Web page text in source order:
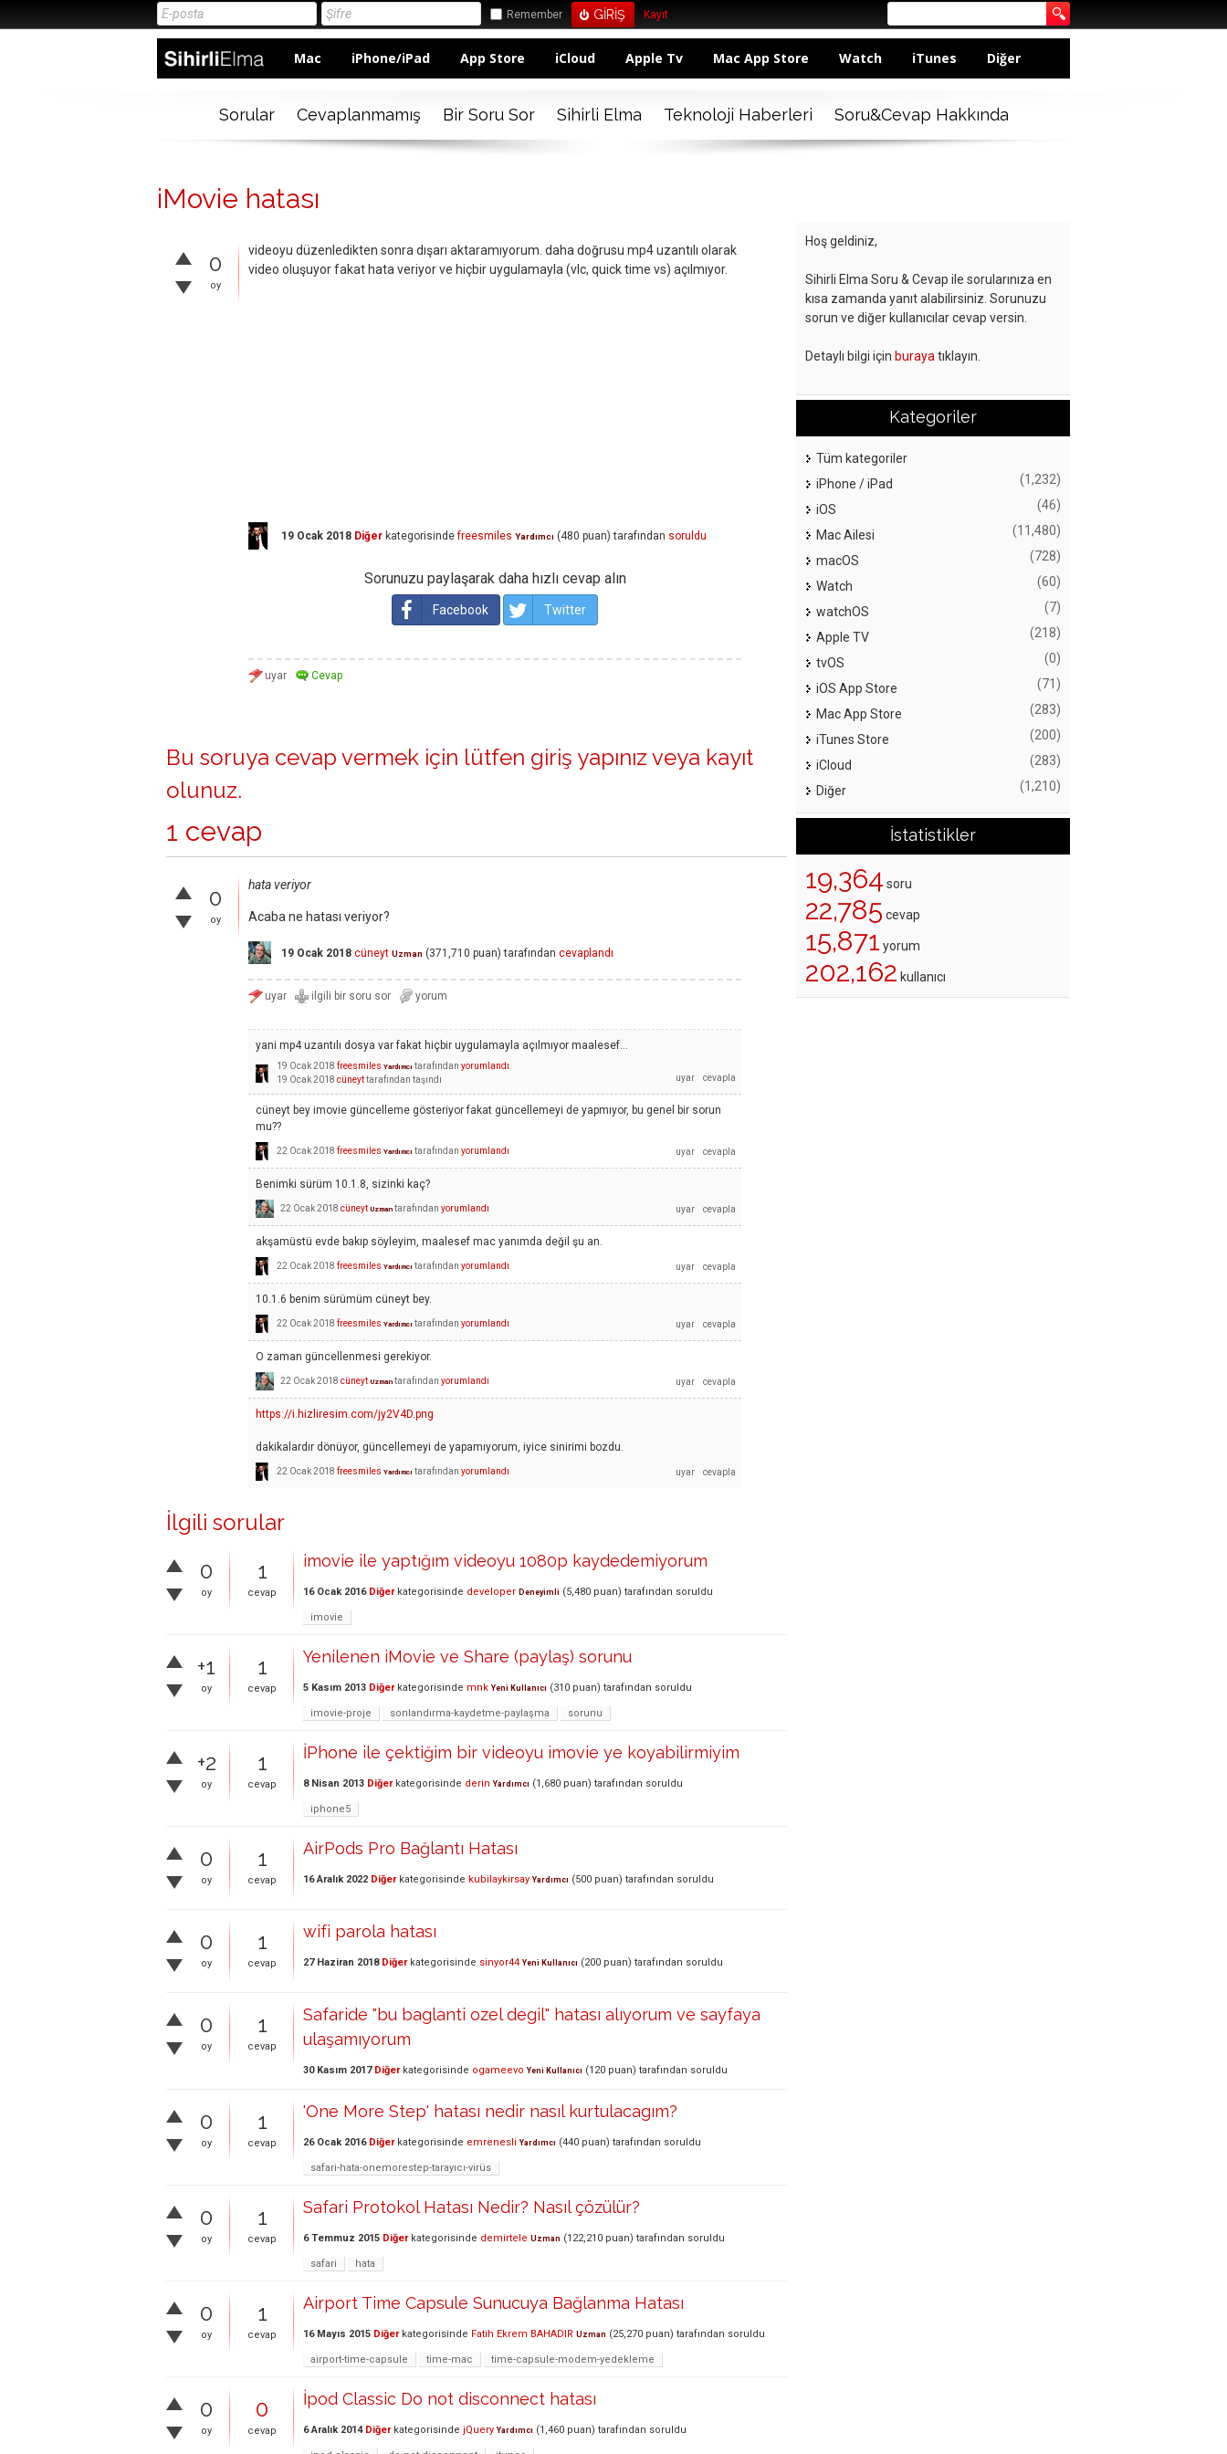
Remember Kayıt
Mac iPhone/iPad App Store iCloud Apple Tv Mac App Store Watch iTunes Diğer
Sorular Cevaplanmamış Bir Soru Sor Sihirli Elma Teknoloji Haberleri Soru&Cevap Hakkında
iMovie hatası
0
oy
videoyu düzenledikten sonra dışarı aktaramıyorum. daha doğrusu mp4 uzantılı olarak
video oluşuyor fakat hata veriyor ve hiçbir uygulamayla (vlc, quick time vs) açılmıyor.
19 Ocak 2018 Diğer kategorisinde freesmiles Yardımcı (480 puan) tarafından soruldu
Sorunuzu paylaşarak daha hızlı cevap alın
Facebook Twitter
Bu soruya cevap vermek için lütfen giriş yapınız veya kayıt
olunuz.
1 cevap
0
oy
hata veriyor​
Acaba ne hatası veriyor?
19 Ocak 2018 cüneyt Uzman (371,710 puan) tarafından cevaplandı
yani mp4 uzantılı dosya var fakat hiçbir uygulamayla açılmıyor maalesef...
19 Ocak 2018 freesmiles Yardımcı tarafından yorumlandı
19 Ocak 2018 cüneyttarafından taşındı
cüneyt bey imovie güncelleme gösteriyor fakat güncellemeyi de yapmıyor, bu genel bir sorun
mu??
22 Ocak 2018 freesmiles Yardımcı tarafından yorumlandı
Benimki sürüm 10.1.8, sizinki kaç?
22 Ocak 2018 cüneyt Uzman tarafından yorumlandı
akşamüstü evde bakıp söyleyim, maalesef mac yanımda değil şu an.
22 Ocak 2018 freesmiles Yardımcı tarafından yorumlandı
10.1.6 benim sürümüm cüneyt bey.
22 Ocak 2018 freesmiles Yardımcı tarafından yorumlandı
O zaman güncellenmesi gerekiyor.
22 Ocak 2018 cüneyt Uzman tarafından yorumlandı
https://i.hizliresim.com/jy2V4D.png
dakikalardır dönüyor, güncellemeyi de yapamıyorum, iyice sinirimi bozdu.
22 Ocak 2018 freesmiles Yardımcı tarafından yorumlandı
İlgili sorular
0
oy
1
cevap
imovie ile yaptığım videoyu 1080p kaydedemiyorum
16 Ocak 2016 Diğerkategorisinde developer Deneyimli (5,480 puan) tarafından soruldu
imovie
+1
oy
1
cevap
Yenilenen iMovie ve Share (paylaş) sorunu
5 Kasım 2013 Diğerkategorisinde mnk Yeni Kullanıcı (310 puan) tarafından soruldu
imovie-proje sonlandırma-kaydetme-paylaşma sorunu
+2
oy
1
cevap
İPhone ile çektiğim bir videoyu imovie ye koyabilirmiyim
8 Nisan 2013 Diğerkategorisinde derin Yardımcı (1,680 puan) tarafından soruldu
iphone5
0
oy
1
cevap
AirPods Pro Bağlantı Hatası
16 Aralık 2022 Diğerkategorisinde kubilaykirsay Yardımcı (500 puan) tarafından soruldu
0
oy
1
cevap
wifi parola hatası
27 Haziran 2018 Diğerkategorisinde sinyor44 Yeni Kullanıcı (200 puan) tarafından soruldu
0
oy
1
cevap
Safaride "bu baglanti ozel degil" hatası alıyorum ve sayfaya
ulaşamıyorum
30 Kasım 2017 Diğerkategorisinde ogameevo Yeni Kullanıcı (120 puan) tarafından soruldu
0
oy
1
cevap
'One More Step' hatası nedir nasıl kurtulacagım?
26 Ocak 2016 Diğerkategorisinde emrenesli Yardımcı (440 puan) tarafından soruldu
safari-hata-onemorestep-tarayıcı-virüs
0
oy
1
cevap
Safari Protokol Hatası Nedir? Nasıl çözülür?
6 Temmuz 2015 Diğerkategorisinde demirtele Uzman (122,210 puan) tarafından soruldu
safari hata
0
oy
1
cevap
Airport Time Capsule Sunucuya Bağlanma Hatası
16 Mayıs 2015 Diğerkategorisinde Fatih Ekrem BAHADIR Uzman (25,270 puan) tarafından soruldu
airport-time-capsule time-mac time-capsule-modem-yedekleme
0
oy
0
cevap
İpod Classic Do not disconnect hatası
6 Aralık 2014 Diğerkategorisinde jQuery Yardımcı (1,460 puan) tarafından soruldu
Hoş geldiniz,
Sihirli Elma Soru & Cevap ile sorularınıza en
kısa zamanda yanıt alabilirsiniz. Sorunuzu
sorun ve diğer kullanıcılar cevap versin.
Detaylı bilgi için buraya tıklayın.
Kategoriler
Tüm kategoriler
iPhone / iPad
(1,232)
iOS (46)
Mac Ailesi (11,480)
macOS (728)
Watch (60)
watchOS (7)
Apple TV (218)
tvOS (0)
iOS App Store (71)
Mac App Store (283)
iTunes Store (200)
iCloud (283)
Diğer (1,210)
İstatistikler
19,364 soru
22,785 cevap
15,871 yorum
202,162 kullanıcı